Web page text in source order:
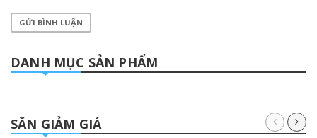
GỬI BÌNH LUẬN
DANH MỤC SẢN PHẨM
SĂN GIẢM GIÁ